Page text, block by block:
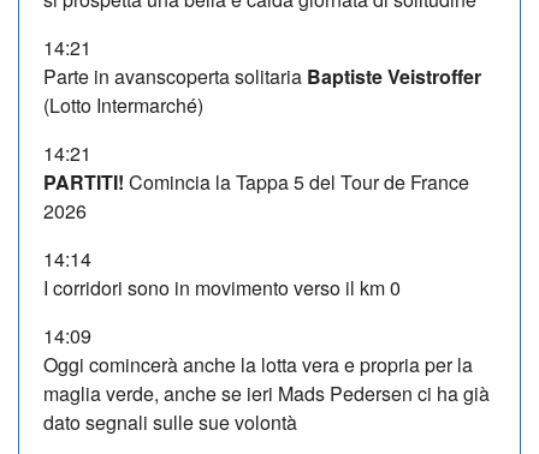
14:21
Parte in avanscoperta solitaria Baptiste Veistroffer
(Lotto Intermarché)
14:21
PARTITI! Comincia la Tappa 5 del Tour de France
2026
14:14
I corridori sono in movimento verso il km 0
14:09
Oggi comincerà anche la lotta vera e propria per la
maglia verde, anche se ieri Mads Pedersen ci ha già
dato segnali sulle sue volontà